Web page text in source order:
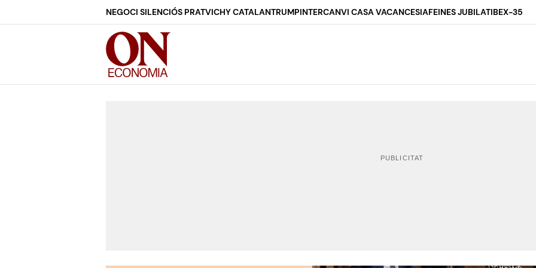
NEGOCI SILENCIÓS PRATVICHY CATALANTRUMPINTERCANVI CASA VACANCESIAFEINES JUBILATIBEX-35